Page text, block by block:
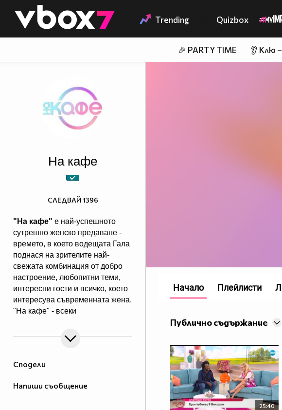
👾 Trending Quizbox
🎉 PARTY TIME 👂 Клю
Сподели
Напиши съобщение
На кафе
"На кафе" е най-успешното
сутрешно женско предаване -
времето, в което водещата Гала
поднася на зрителите най-
свежата комбинация от добро
настроение, любопитни теми,
интересни гости и всичко, което
интересува съвременната жена.
"На кафе" - всеки
Eпизодите на предаването може
СЛЕДВАЙ 1396
Публично съдържание
25:40
Начало Плейлисти